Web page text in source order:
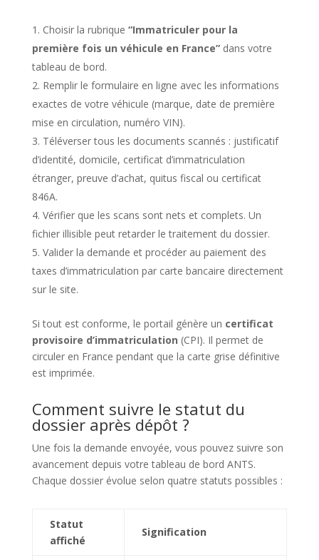
Choisir la rubrique “Immatriculer pour la
première fois un véhicule en France”dans votre
tableau de bord.
Remplir le formulaire en ligne avec les informations
exactes de votre véhicule (marque, date de première
mise en circulation, numéro VIN).
Téléverser tous les documents scannés : justificatif
d’identité, domicile, certificat d’immatriculation
étranger, preuve d’achat, quitus fiscal ou certificat
846A.
Vérifier que les scans sont nets et complets. Un
fichier illisible peut retarder le traitement du dossier.
Valider la demande et procéder au paiement des
taxes d’immatriculation par carte bancaire directement
sur le site.
Si tout est conforme, le portail génère un certificat
provisoire d’immatriculation (CPI). Il permet de
circuler en France pendant que la carte grise définitive
est imprimée.
Comment suivre le statut du
dossier après dépôt ?
Une fois la demande envoyée, vous pouvez suivre son
avancement depuis votre tableau de bord ANTS.
Chaque dossier évolue selon quatre statuts possibles :
Statut
affiché
Signification